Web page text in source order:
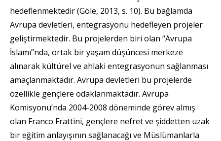
hedeflenmektedir (Göle, 2013, s. 10). Bu bağlamda
Avrupa devletleri, entegrasyonu hedefleyen projeler
geliştirmektedir. Bu projelerden biri olan “Avrupa
İslamı”nda, ortak bir yaşam düşüncesi merkeze
alınarak kültürel ve ahlaki entegrasyonun sağlanması
amaçlanmaktadır. Avrupa devletleri bu projelerde
özellikle gençlere odaklanmaktadır. Avrupa
Komisyonu’nda 2004-2008 döneminde görev almış
olan Franco Frattini, gençlere nefret ve şiddetten uzak
bir eğitim anlayışının sağlanacağı ve Müslümanlarla